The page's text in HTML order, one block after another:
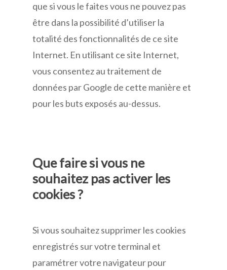
que si vous le faites vous ne pouvez pas
être dans la possibilité d’utiliser la
totalité des fonctionnalités de ce site
Internet. En utilisant ce site Internet,
vous consentez au traitement de
données par Google de cette manière et
pour les buts exposés au-dessus.
Que faire si vous ne
souhaitez pas activer les
cookies ?
Si vous souhaitez supprimer les cookies
enregistrés sur votre terminal et
paramétrer votre navigateur pour